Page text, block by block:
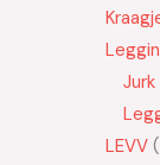
Jurk
LEVV